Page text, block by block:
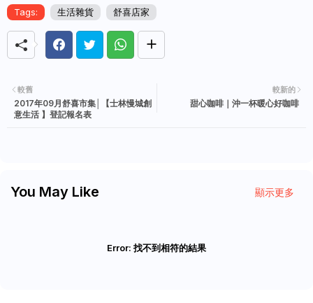
Tags: 生活雜貨 舒喜店家
較新的
甜心咖啡｜沖一杯暖心好咖啡
較舊
2017年09月舒喜市集│【士林慢城創
意生活 】登記報名表
You May Like 顯示更多
Error: 找不到相符的結果